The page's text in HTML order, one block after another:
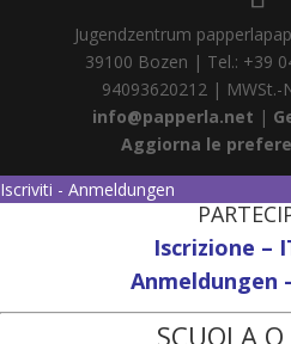
Jugendzentrum
39100 Bozen | Tel.: +39
94093620212 | MWSt.-
info@papperla.net |
Aggiorna le
Iscriviti - Anmeldungen
Iscrizione –
Anmeldungen
SCUOLA